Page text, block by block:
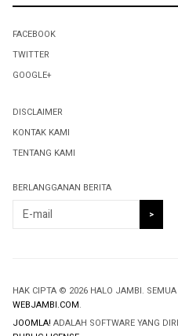
FACEBOOK
TWITTER
GOOGLE+
DISCLAIMER
KONTAK KAMI
TENTANG KAMI
BERLANGGANAN BERITA
HAK CIPTA © 2026 HALO JAMBI.
WEBJAMBI.COM.
JOOMLA! ADALAH SOFTWARE YANG